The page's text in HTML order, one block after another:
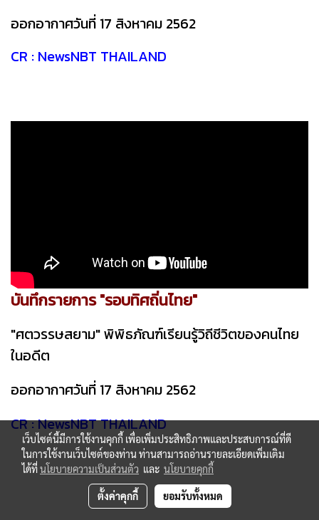
ออกอากาศวันที่ 17 สิงหาคม 2562
CR : NewsNBT THAILAND
บันทึกรายการ "รอบทิศถิ่นไทย"
"ศตวรรษสยาม" พิพิธภัณฑ์เรียนรู้วิถีชีวิตของคนไทย
ในอดีต
ออกอากาศวันที่ 17 สิงหาคม 2562
CR : NewsNBT THAILAND
เว็บไซต์นี้มีการใช้งานคุกกี้ เพื่อเพิ่มประสิทธิภาพและประสบการณ์ที่ดี
ในการใช้งานเว็บไซต์ของท่าน ท่านสามารถอ่านรายละเอียดเพิ่มเติม
ได้ที่นโยบายความเป็นส่วนตัว และ นโยบายคุกกี้
ตั้งค่าคุกกี้ ยอมรับทั้งหมด